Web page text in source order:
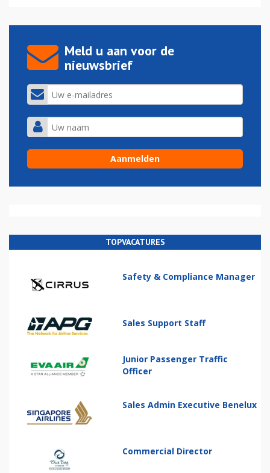
Meld u aan voor de
nieuwsbrief
TOPVACATURES
Safety & Compliance Manager
Sales Support Staff
Junior Passenger Traffic
Officer
Sales Admin Executive Benelux
Commercial Director